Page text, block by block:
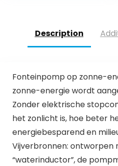
Description
Fonteinpomp op zonne-
zonne-energie wordt
Zonder elektrische
het zonlicht is, hoe beter
energiebesparend en
Vijverbronnen: ontworpen
“waterinductor”, de